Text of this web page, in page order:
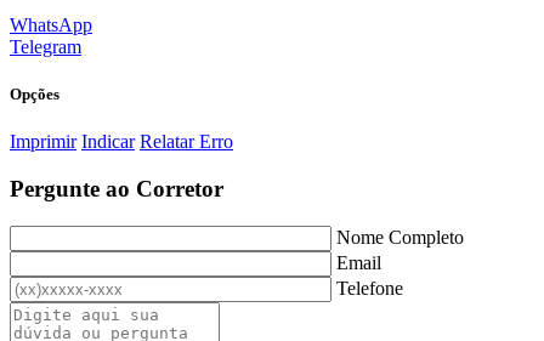
WhatsApp
Telegram
Opções
Imprimir Indicar Relatar Erro
Pergunte ao Corretor
Nome Completo
Email
Telefone